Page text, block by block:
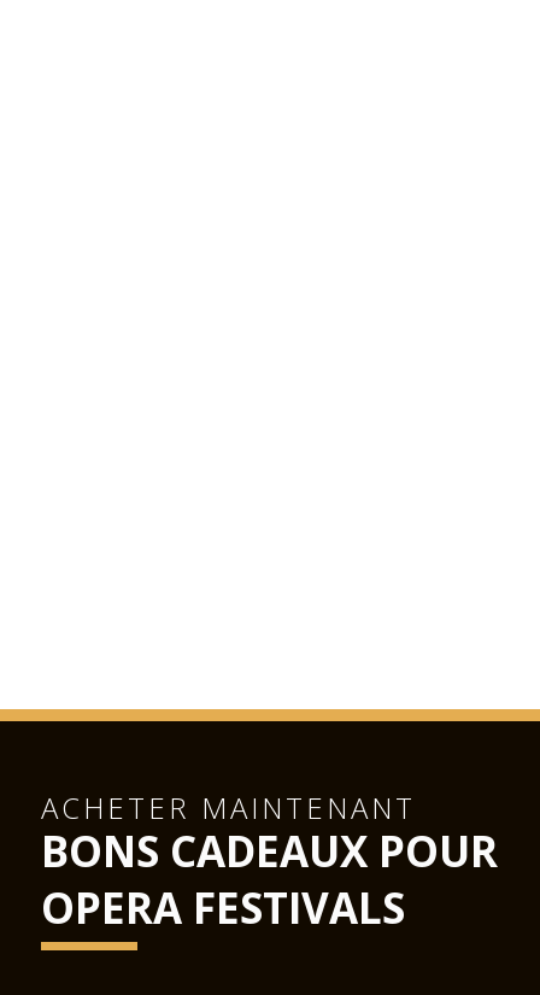
ACHETER MAINTENANT
BONS CADEAUX POUR
OPERA FESTIVALS